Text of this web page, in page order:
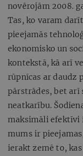
novērojām 2008.
Tas, ko varam
pieejamās
ekonomisko un
kontekstā, kā arī
rūpnīcas ar daudz
pārstrādes, bet
neatkarību.
maksimāli efektīvi
mums ir
ierakt zemē to,